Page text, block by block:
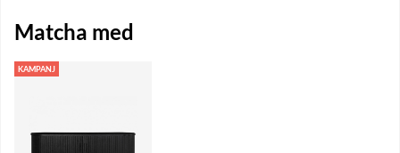
Matcha med
KAMPANJ